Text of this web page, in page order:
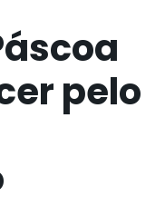
pelo